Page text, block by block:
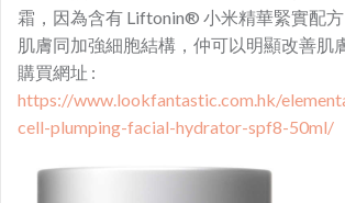
霜，因為含有 Liftonin® 小米精華緊實配
肌膚同加強細胞結構，仲可以明顯改善肌
購買網址 :
https://www.lookfantastic.com.hk/
cell-plumping-facial-hydrator-spf8-50ml/